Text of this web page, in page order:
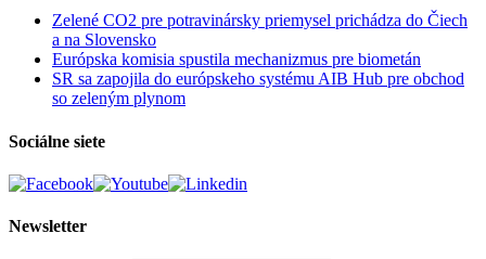
Zelené CO2 pre potravinársky priemysel prichádza do Čiech
a na Slovensko
Európska komisia spustila mechanizmus pre biometán
SR sa zapojila do európskeho systému AIB Hub pre obchod
so zeleným plynom
Sociálne siete
Newsletter